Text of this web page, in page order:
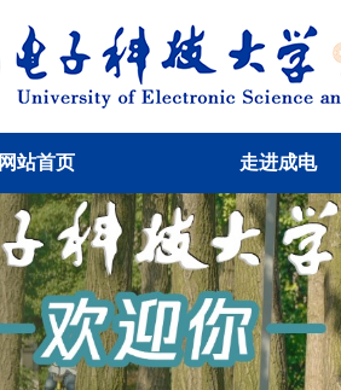
网站首页 走进成电